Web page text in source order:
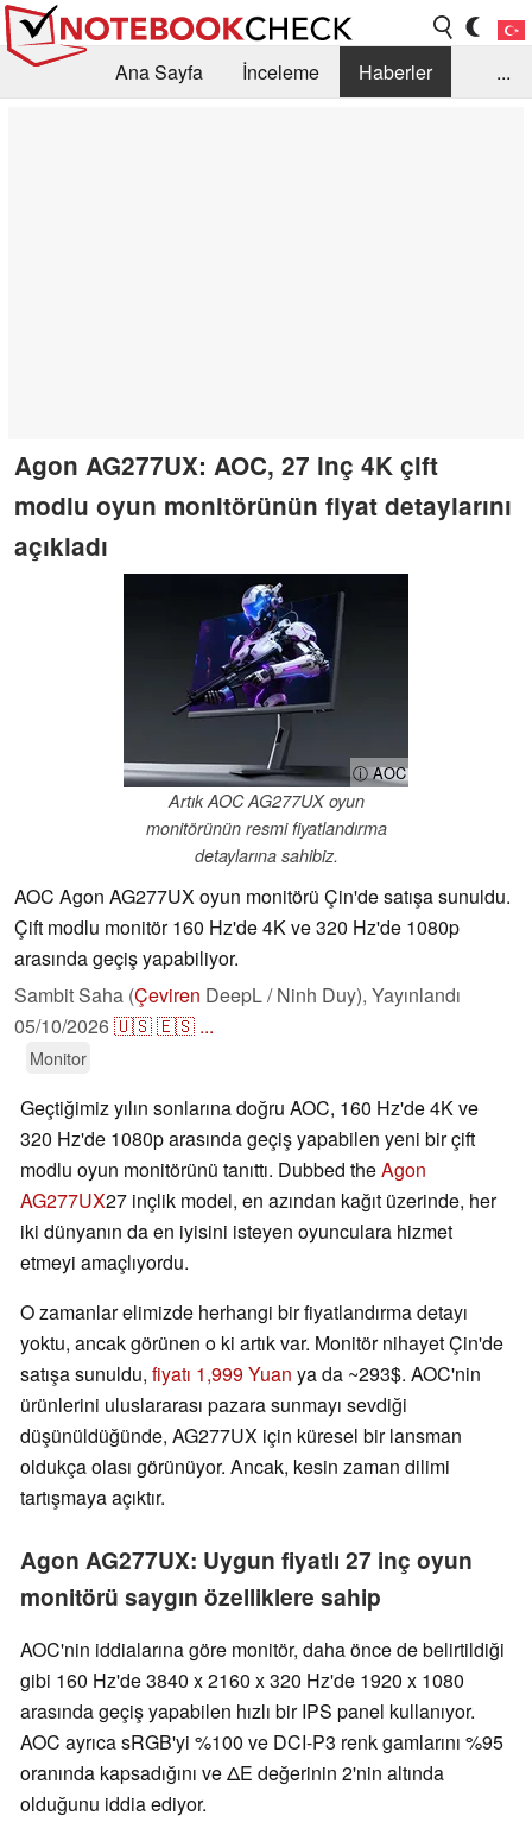
Ana Sayfa İnceleme
Haberler
...
Agon AG277UX: AOC, 27 inç 4K çift
modlu oyun monitörünün fiyat detaylarını
açıkladı
ⓘ AOC
Artık AOC AG277UX oyun
monitörünün resmi fiyatlandırma
detaylarına sahibiz.
AOC Agon AG277UX oyun monitörü Çin'de satışa sunuldu.
Çift modlu monitör 160 Hz'de 4K ve 320 Hz'de 1080p
arasında geçiş yapabiliyor.
Sambit Saha (Çeviren DeepL / Ninh Duy), Yayınlandı
05/10/2026🇺🇸🇪🇸 ...
Monitor
Geçtiğimiz yılın sonlarına doğru AOC, 160 Hz'de 4K ve
320 Hz'de 1080p arasında geçiş yapabilen yeni bir çift
modlu oyun monitörünü tanıttı. Dubbed theAgon
AG277UX27 inçlik model, en azından kağıt üzerinde, her
iki dünyanın da en iyisini isteyen oyunculara hizmet
etmeyi amaçlıyordu.
O zamanlar elimizde herhangi bir fiyatlandırma detayı
yoktu, ancak görünen o ki artık var. Monitör nihayet Çin'de
satışa sunuldu, fiyatı 1,999 Yuan ya da ~293$. AOC'nin
ürünlerini uluslararası pazara sunmayı sevdiği
düşünüldüğünde, AG277UX için küresel bir lansman
oldukça olası görünüyor. Ancak, kesin zaman dilimi
tartışmaya açıktır.
Agon AG277UX: Uygun fiyatlı 27 inç oyun
monitörü saygın özelliklere sahip
AOC'nin iddialarına göre monitör, daha önce de belirtildiği
gibi 160 Hz'de 3840 x 2160 x 320 Hz'de 1920 x 1080
arasında geçiş yapabilen hızlı bir IPS panel kullanıyor.
AOC ayrıca sRGB'yi %100 ve DCI-P3 renk gamlarını %95
oranında kapsadığını ve ΔE değerinin 2'nin altında
olduğunu iddia ediyor.